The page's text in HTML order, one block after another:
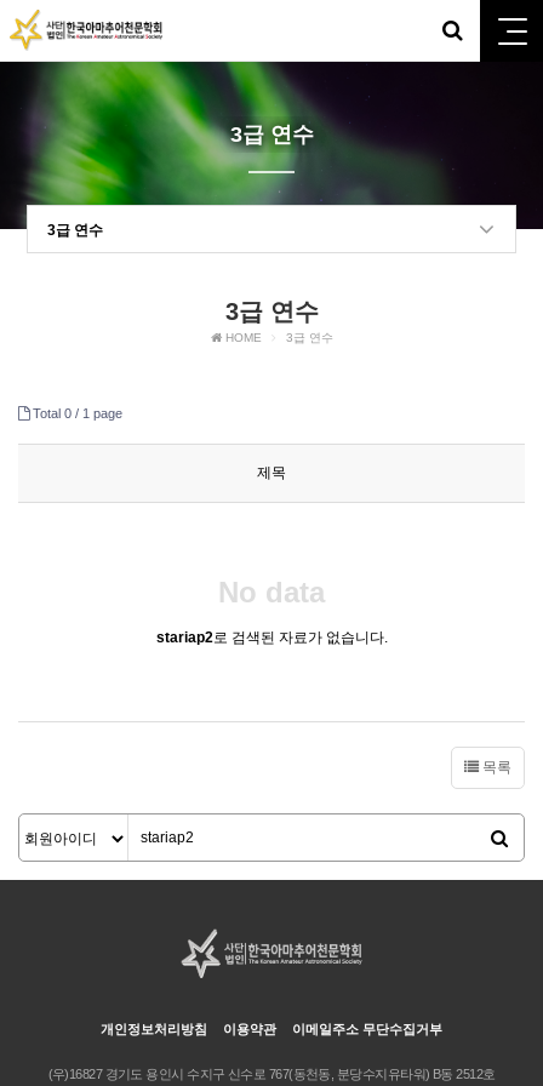
3급 연수
3급 연수
3급 연수
HOME 3급 연수
Total 0 / 1 page
제목
No data
stariap2로 검색된 자료가 없습니다.
목록
개인정보처리방침 이용약관 이메일주소 무단수집거부
(우)16827 경기도 용인시 수지구 신수로 767(동천동, 분당수지유타워) B동 2512호